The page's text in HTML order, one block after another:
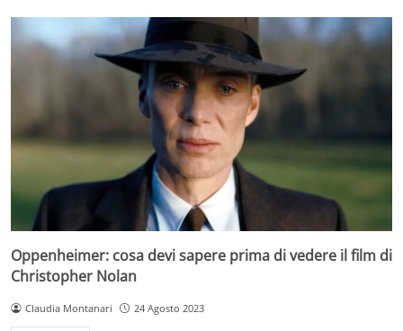
Oppenheimer: cosa devi sapere prima di vedere il film di
Christopher Nolan
Claudia Montanari 24 Agosto 2023